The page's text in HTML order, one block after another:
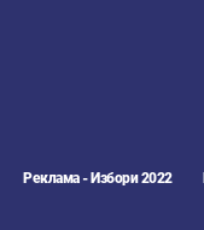
Реклама - Избори 2022